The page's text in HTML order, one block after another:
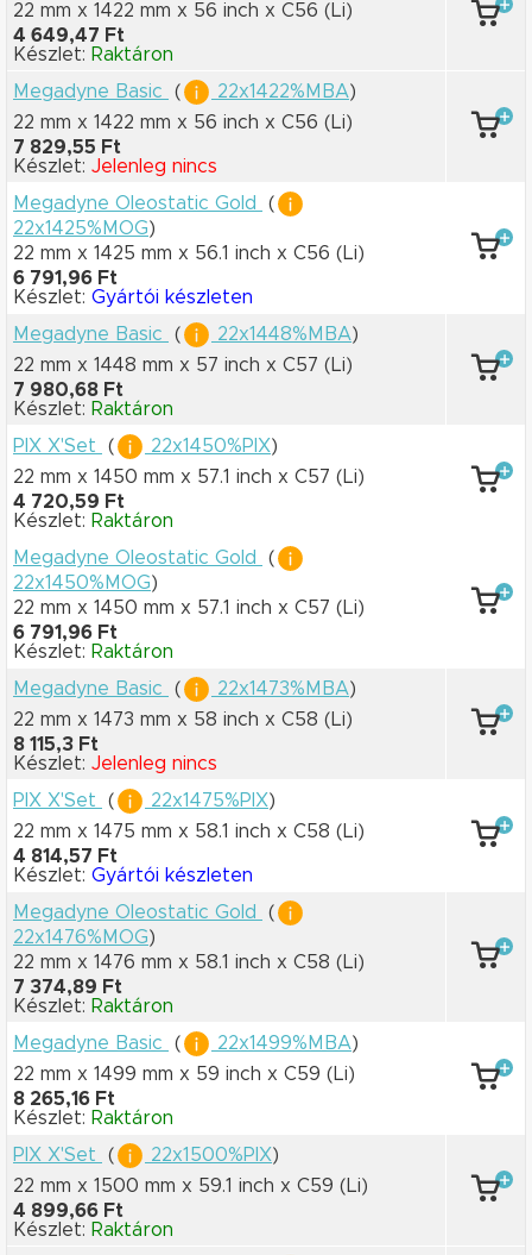
22 mm x 1422 mm x 56 inch x C56 (Li)
4 649,47 Ft
Készlet: Raktáron
Megadyne Basic
( 22x1422%MBA)
22 mm x 1422 mm x 56 inch x C56 (Li)
7 829,55 Ft
Készlet: Jelenleg nincs
Megadyne Oleostatic Gold
(
22x1425%MOG)
22 mm x 1425 mm x 56.1 inch x C56 (Li)
6 791,96 Ft
Készlet: Gyártói készleten
Megadyne Basic
( 22x1448%MBA)
22 mm x 1448 mm x 57 inch x C57 (Li)
7 980,68 Ft
Készlet: Raktáron
PIX X'Set
( 22x1450%PIX)
22 mm x 1450 mm x 57.1 inch x C57 (Li)
4 720,59 Ft
Készlet: Raktáron
Megadyne Oleostatic Gold
(
22x1450%MOG)
22 mm x 1450 mm x 57.1 inch x C57 (Li)
6 791,96 Ft
Készlet: Raktáron
Megadyne Basic
( 22x1473%MBA)
22 mm x 1473 mm x 58 inch x C58 (Li)
8 115,3 Ft
Készlet: Jelenleg nincs
PIX X'Set
( 22x1475%PIX)
22 mm x 1475 mm x 58.1 inch x C58 (Li)
4 814,57 Ft
Készlet: Gyártói készleten
Megadyne Oleostatic Gold
(
22x1476%MOG)
22 mm x 1476 mm x 58.1 inch x C58 (Li)
7 374,89 Ft
Készlet: Raktáron
Megadyne Basic
( 22x1499%MBA)
22 mm x 1499 mm x 59 inch x C59 (Li)
8 265,16 Ft
Készlet: Raktáron
PIX X'Set
( 22x1500%PIX)
22 mm x 1500 mm x 59.1 inch x C59 (Li)
4 899,66 Ft
Készlet: Raktáron